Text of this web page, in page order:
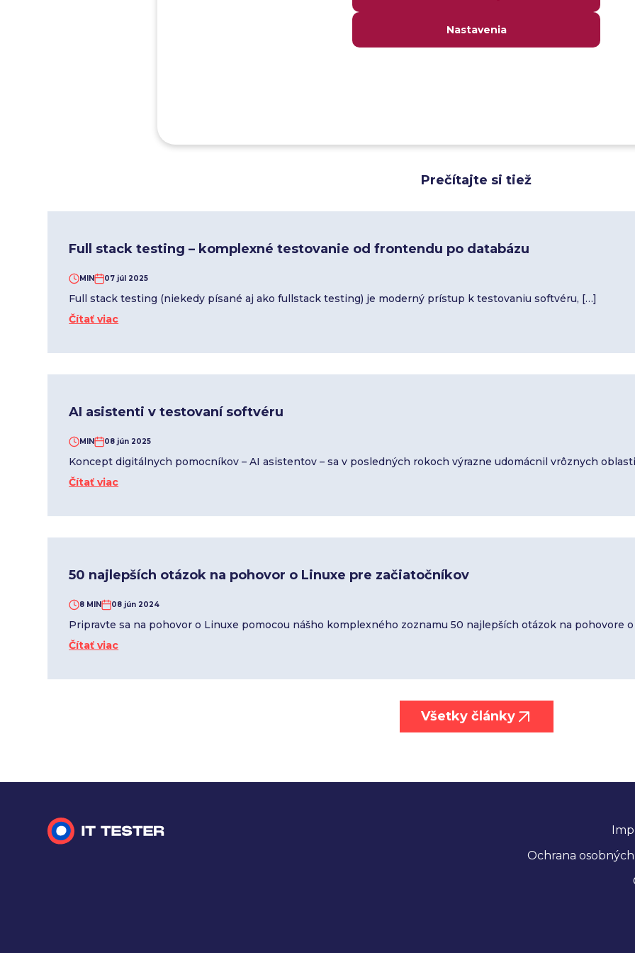
špecifické pre projekt.
Harmonogram – Odhad alebo harmonogram
Riziká a ich zmiernenie – Rôzne riziká spojené s
Prečítajte si tiež
Full stack testing – komplexné testovanie od frontendu po databázu
MIN 07 júl 2025
Full stack testing (niekedy písané aj ako fullstack testing) je moderný prístup k testovaniu softvéru, […]
Čítať viac
AI asistenti v testovaní softvéru
MIN 08 jún 2025
Koncept digitálnych pomocníkov – AI asistentov – sa v posledných rokoch výrazne udomácnil vrôznych
Čítať viac
50 najlepších otázok na pohovor o Linuxe pre začiatočníkov
8 MIN 08 jún 2024
Pripravte sa na pohovor o Linuxe pomocou nášho komplexného zoznamu 50 najlepších otázok na pohovore o
Čítať viac
Všetky články
Ochrana
Nastavenia